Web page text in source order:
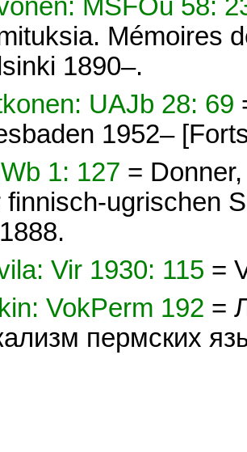
MSFOu 58:
Mémoires
1890–.
UAJb 28: 69
1952–
1: 127 =
finnisch-ugrischen
Vir 1930: 115 =
VokPerm 192 =
пермских